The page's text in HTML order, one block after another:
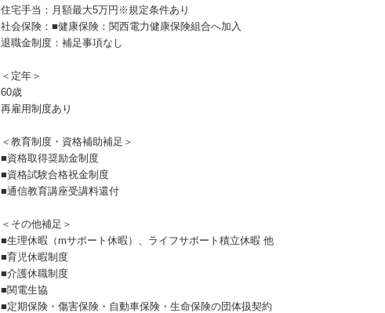
住宅手当：月額最大5万円※規定条件あり
社会保険：■健康保険：関西電力健康保険組合へ加入
退職金制度：補足事項なし
＜定年＞
60歳
再雇用制度あり
＜教育制度・資格補助補足＞
■資格取得奨励金制度
■資格試験合格祝金制度
■通信教育講座受講料還付
＜その他補足＞
■生理休暇（mサポート休暇）、ライフサポート積立休暇 他
■育児休暇制度
■介護休職制度
■関電生協
■定期保険・傷害保険・自動車保険・生命保険の団体扱契約